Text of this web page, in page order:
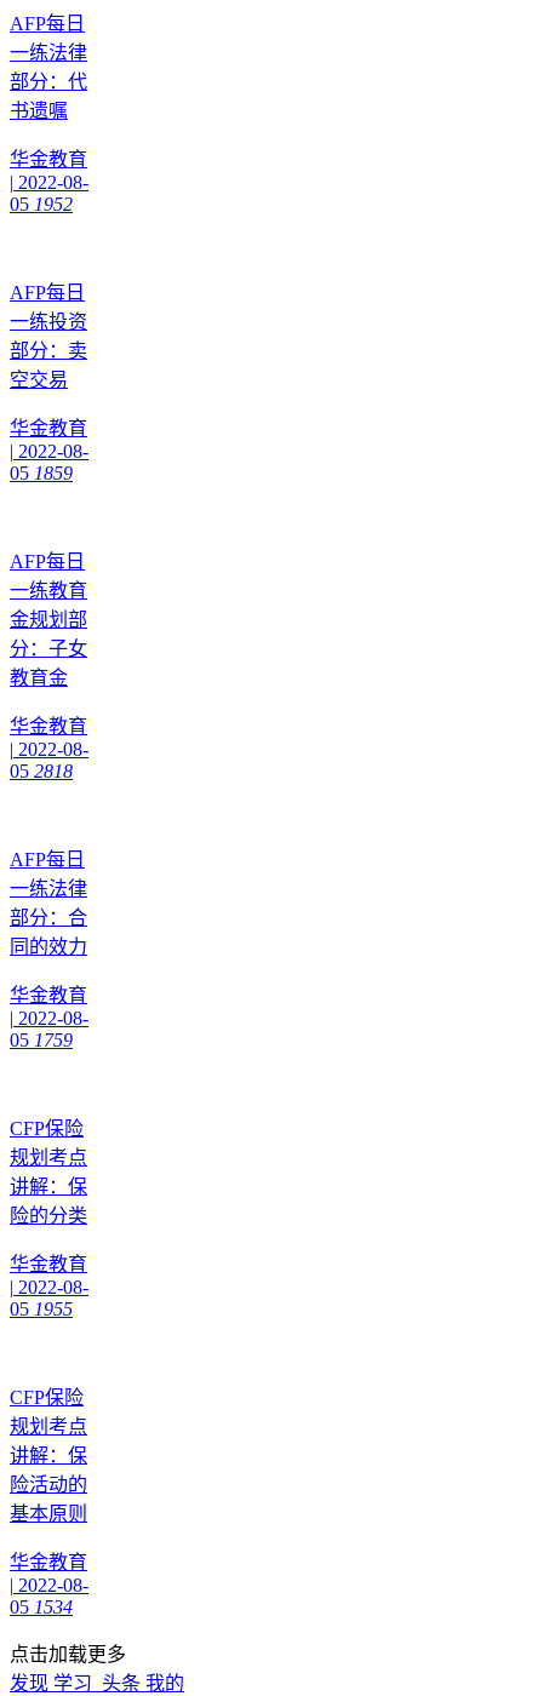
AFP每日
一练法律
部分：代
书遗嘱
华金教育
| 2022-08-
05 1952
AFP每日
一练投资
部分：卖
空交易
华金教育
| 2022-08-
05 1859
AFP每日
一练教育
金规划部
分：子女
教育金
华金教育
| 2022-08-
05 2818
AFP每日
一练法律
部分：合
同的效力
华金教育
| 2022-08-
05 1759
CFP保险
规划考点
讲解：保
险的分类
华金教育
| 2022-08-
05 1955
CFP保险
规划考点
讲解：保
险活动的
基本原则
华金教育
| 2022-08-
05 1534
点击加载更多
发现 学习 头条 我的